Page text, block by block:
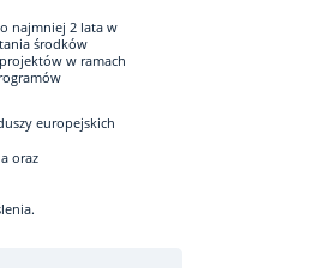
najmniej 2 lata w
środków
w ramach
europejskich
oraz